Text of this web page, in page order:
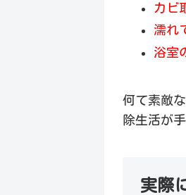
カビ
濡れ
浴室
何て素敵
除生活が
実際